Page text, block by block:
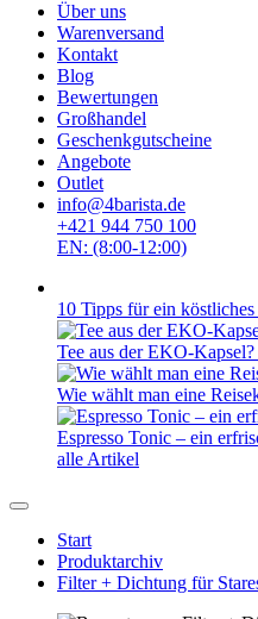
Über uns
Warenversand
Kontakt
Blog
Bewertungen
Großhandel
Geschenkgutscheine
Angebote
Outlet
info@4barista.de
+421 944 750 100
EN: (8:00-12:00)
10 Tipps für ein
Tee aus der EKO-
Wie wählt man eine
Espresso Tonic – ein
alle Artikel
Start
Produktarchiv
Filter + Dichtung für